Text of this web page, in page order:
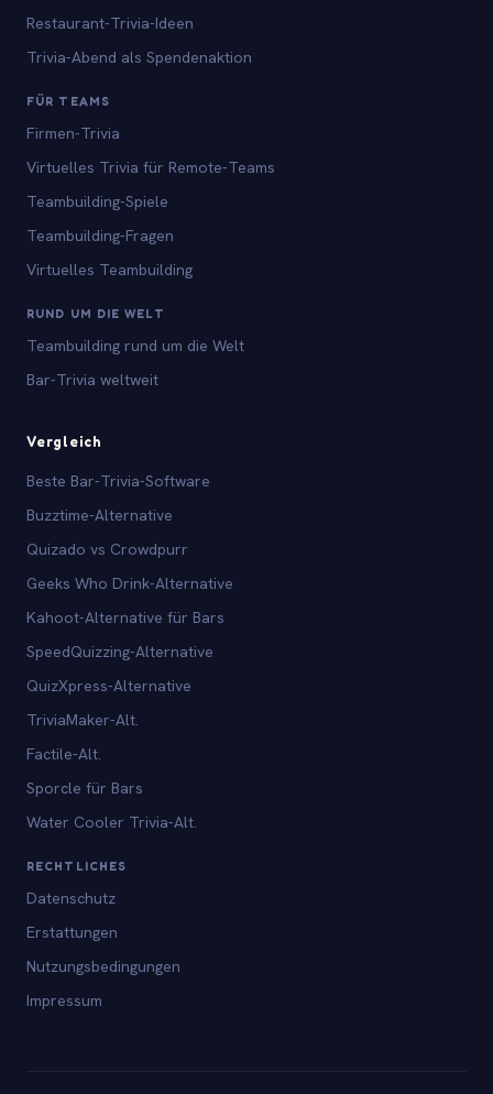
Restaurant-Trivia-Ideen
Trivia-Abend als Spendenaktion
FÜR TEAMS
Firmen-Trivia
Virtuelles Trivia für Remote-Teams
Teambuilding-Spiele
Teambuilding-Fragen
Virtuelles Teambuilding
RUND UM DIE WELT
Teambuilding rund um die Welt
Bar-Trivia weltweit
Vergleich
Beste Bar-Trivia-Software
Buzztime-Alternative
Quizado vs Crowdpurr
Geeks Who Drink-Alternative
Kahoot-Alternative für Bars
SpeedQuizzing-Alternative
QuizXpress-Alternative
TriviaMaker-Alt.
Factile-Alt.
Sporcle für Bars
Water Cooler Trivia-Alt.
RECHTLICHES
Datenschutz
Erstattungen
Nutzungsbedingungen
Impressum